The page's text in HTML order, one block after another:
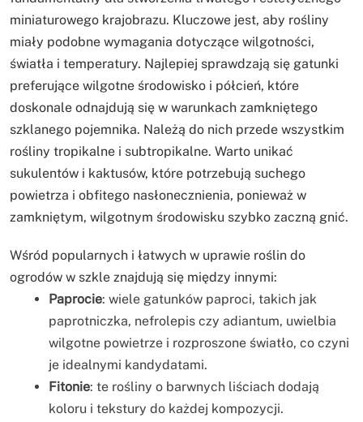
miniaturowego krajobrazu. Kluczowe jest, aby rośliny
miały podobne wymagania dotyczące wilgotności,
światła i temperatury. Najlepiej sprawdzają się gatunki
preferujące wilgotne środowisko i półcień, które
doskonale odnajdują się w warunkach zamkniętego
szklanego pojemnika. Należą do nich przede wszystkim
rośliny tropikalne i subtropikalne. Warto unikać
sukulentów i kaktusów, które potrzebują suchego
powietrza i obfitego nasłonecznienia, ponieważ w
zamkniętym, wilgotnym środowisku szybko zaczną gnić.
Wśród popularnych i łatwych w uprawie roślin do
ogrodów w szkle znajdują się między innymi:
Paprocie: wiele gatunków paproci, takich jak
paprotniczka, nefrolepis czy adiantum, uwielbia
wilgotne powietrze i rozproszone światło, co czyni
je idealnymi kandydatami.
Fitonie: te rośliny o barwnych liściach dodają
koloru i tekstury do każdej kompozycji.